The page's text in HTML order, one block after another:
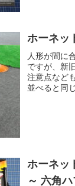
ホーネッ
人形が間に
ですが、新
注意点など
並べると同
ホーネッ
～ 六角